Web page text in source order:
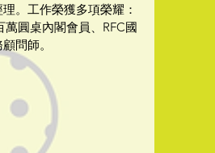
。工作榮獲多項榮耀：
萬圓桌內閣會員、RFC國
問師。